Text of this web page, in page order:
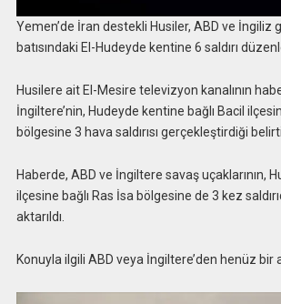
Yemen’de İran destekli Husiler, ABD ve İngiliz
batısındaki El-Hudeyde kentine 6 saldırı
Husilere ait El-Mesire televizyon kanalının
İngiltere’nin, Hudeyde kentine bağlı Bacil
bölgesine 3 hava saldırısı gerçekleştirdiği
Haberde, ABD ve İngiltere savaş uçaklarının,
ilçesine bağlı Ras İsa bölgesine de 3 kez
aktarıldı.
Konuyla ilgili ABD veya İngiltere’den henüz bir